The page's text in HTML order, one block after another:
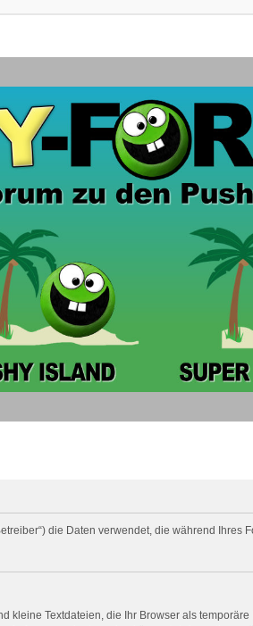
die Daten verwendet, die während Ihres
Textdateien, die Ihr Browser als